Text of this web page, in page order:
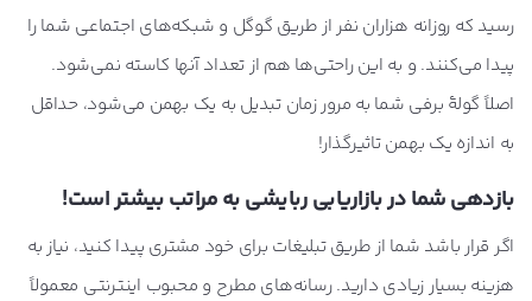
رسید که روزانه هزاران نفر از طریق گوگل و شبکه‌های اجتماعی شما را
پیدا می‌کنند. و به این راحتی‌ها هم از تعداد آنها کاسته نمی‌شود.
اصلاً گولۀ برفی شما به مرور زمان تبدیل به یک بهمن می‌شود، حداقل
به اندازه یک بهمن تاثیرگذار!
بازدهی شما در بازاریابی ربایشی به مراتب بیشتر است!
اگر قرار باشد شما از طریق تبلیغات برای خود مشتری پیدا کنید، نیاز به
هزینه بسیار زیادی دارید. رسانه‌های مطرح و محبوب اینترنتی معمولاً